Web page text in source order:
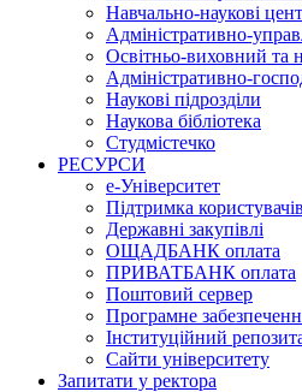
Навчально-наукові
Адміністративно-
Освітньо-виховний та
Адміністративно-
Наукові підрозділи
Наукова бібліотека
Студмістечко
РЕСУРСИ
е-Університет
Підтримка користувачів
Державні закупівлі
ОЩАДБАНК оплата
ПРИВАТБАНК оплата
Поштовий сервер
Програмне
Інституційний
Сайти університету
Запитати у ректора